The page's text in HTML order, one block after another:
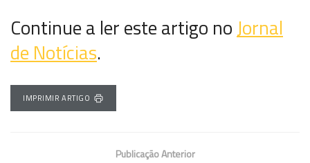
Continue a ler este artigo noJornal
de Notícias.
IMPRIMIR ARTIGO
Publicação Anterior